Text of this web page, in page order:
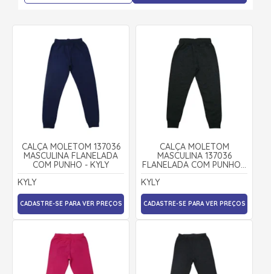
CALÇA MOLETOM 137036
MASCULINA FLANELADA
COM PUNHO - KYLY
KYLY
CADASTRE-SE PARA VER PREÇOS
CALÇA MOLETOM
MASCULINA 137036
FLANELADA COM PUNHO -
KYLY
KYLY
CADASTRE-SE PARA VER PREÇOS